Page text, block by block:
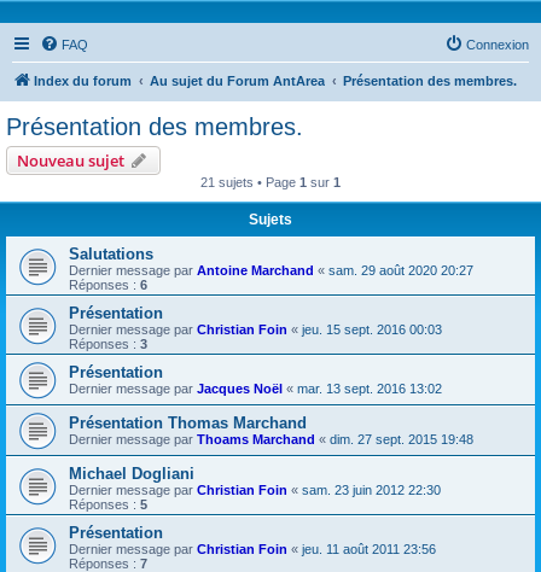
FAQ Connexion
Index du forum Au sujet du Forum AntArea Présentation des membres.
Présentation des membres.
Nouveau sujet
21 sujets • Page 1 sur 1
Sujets
Salutations
Dernier message par Antoine Marchand « sam. 29 août 2020 20:27
Réponses : 6
Présentation
Dernier message par Christian Foin « jeu. 15 sept. 2016 00:03
Réponses : 3
Présentation
Dernier message par Jacques Noël « mar. 13 sept. 2016 13:02
Présentation Thomas Marchand
Dernier message par Thoams Marchand « dim. 27 sept. 2015 19:48
Michael Dogliani
Dernier message par Christian Foin « sam. 23 juin 2012 22:30
Réponses : 5
Présentation
Dernier message par Christian Foin « jeu. 11 août 2011 23:56
Réponses : 7